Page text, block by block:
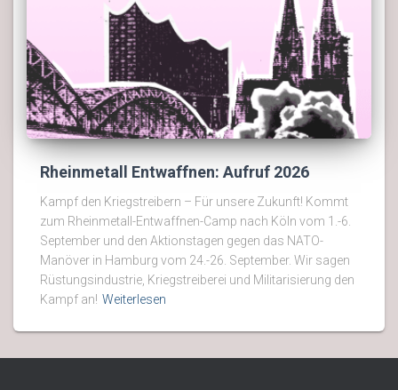
Rheinmetall Entwaffnen: Aufruf 2026
Kampf den Kriegstreibern – Für unsere Zukunft! Kommt
zum Rheinmetall-Entwaffnen-Camp nach Köln vom 1.-6.
September und den Aktionstagen gegen das NATO-
Manöver in Hamburg vom 24.-26. September. Wir sagen
Rüstungsindustrie, Kriegstreiberei und Militarisierung den
Kampf an! Weiterlesen